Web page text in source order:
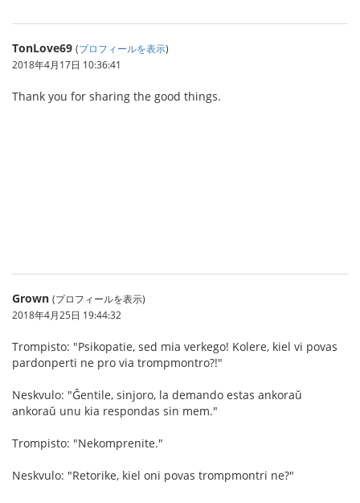
TonLove69 (プロフィールを表示)
2018年4月17日 10:36:41
Thank you for sharing the good things.
Grown (プロフィールを表示)
2018年4月25日 19:44:32
Trompisto: "Psikopatie, sed mia verkego! Kolere, kiel vi povas
pardonperti ne pro via trompmontro?!"
Neskvulo: "Ĝentile, sinjoro, la demando estas ankoraŭ
ankoraŭ unu kia respondas sin mem."
Trompisto: "Nekomprenite."
Neskvulo: "Retorike, kiel oni povas trompmontri ne?"